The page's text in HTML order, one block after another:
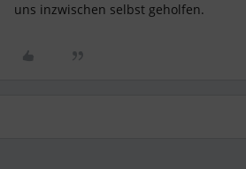
uns inzwischen selbst geholfen.